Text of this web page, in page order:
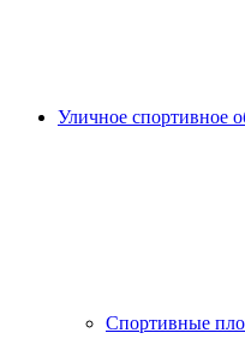
Уличное спортивное
Спортивные